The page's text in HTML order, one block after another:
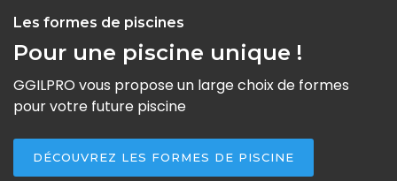
Les formes de piscines
Pour une piscine unique !
GGILPRO vous propose un large choix de formes
pour votre future piscine
DÉCOUVREZ LES FORMES DE PISCINE